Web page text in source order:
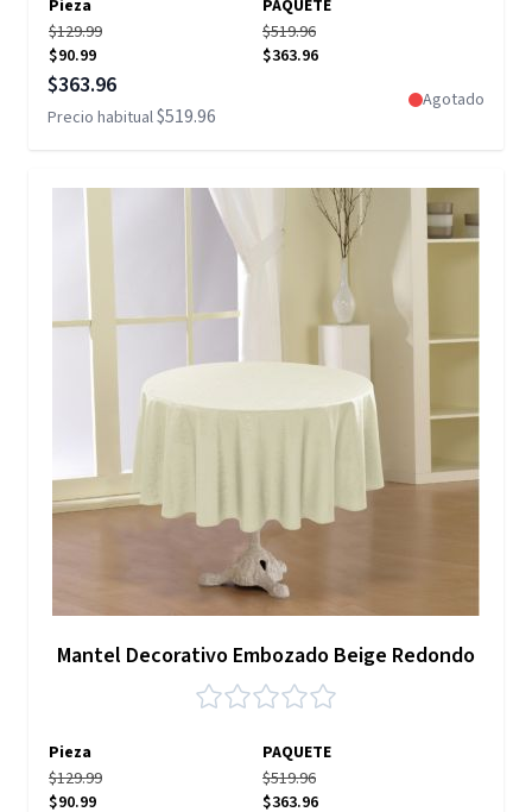
Pieza
PAQUETE
$129.99
$90.99
$519.96
$363.96
Precio especial
$363.96
Precio habitual$519.96
Agotado
Mantel Decorativo Embozado Beige Redondo
Pieza
PAQUETE
$129.99
$90.99
$519.96
$363.96